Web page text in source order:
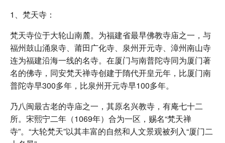
1、梵天寺：
梵天寺位于大轮山南麓。为福建省最早佛教寺庙之一，与
福州鼓山涌泉寺、莆田广化寺、泉州开元寺、漳州南山寺
连为福建沿海一线的名寺。在厦门与南普陀寺同为厦门著
名的佛寺，同安梵天禅寺创建于隋代开皇元年，比厦门南
普陀寺早300多年，比泉州开元寺早100多年。
乃八闽最古老的寺庙之一，其原名兴教寺，有庵七十二
所。宋熙宁二年（1069年）合为一区，赐名“梵天禅
寺”。“大轮梵天”以其丰富的自然和人文景观被列入“厦门二